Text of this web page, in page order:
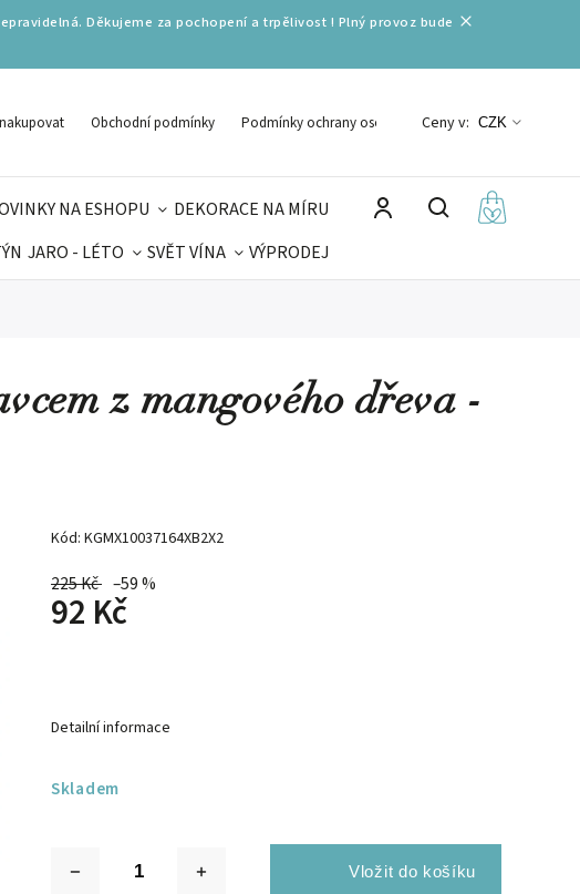
Děkujeme za pochopení a trpělivost ! Plný provoz bude
Obchodní podmínky Podmínky ochrany osobních údajů
Ceny v: CZK
NA ESHOPU
DEKORACE NA MÍRU
JARO - LÉTO SVĚT VÍNA
VÝPRODEJ
z mangového dřeva -
Kód: KGMX10037164XB2X2
225 Kč –59 %
92 Kč
Skladem
Detailní informace